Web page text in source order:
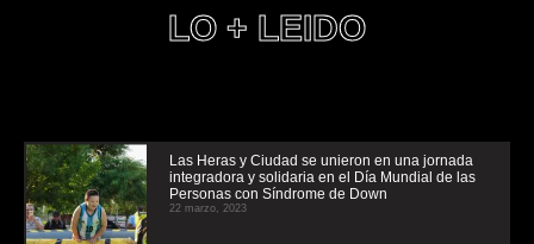
LO + LEIDO
Las Heras y Ciudad se unieron en una jornada
integradora y solidaria en el Día Mundial de las
Personas con Síndrome de Down
22 marzo, 2023